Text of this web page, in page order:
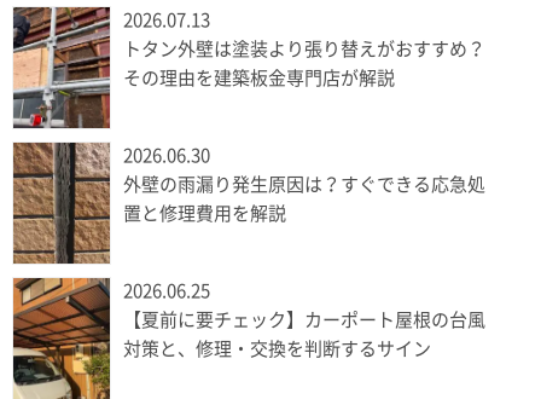
2026.07.13
トタン外壁は塗装より張り替えがおすすめ？
その理由を建築板金専門店が解説
2026.06.30
外壁の雨漏り発生原因は？すぐできる応急処
置と修理費用を解説
2026.06.25
【夏前に要チェック】カーポート屋根の台風
対策と、修理・交換を判断するサイン